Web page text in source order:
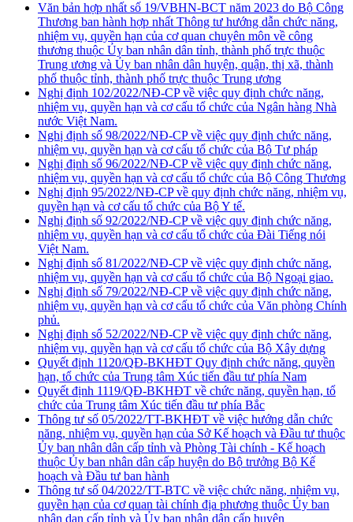
Văn bản hợp nhất số 19/VBHN-BCT năm 2023 do Bộ Công
Thương ban hành hợp nhất Thông tư hướng dẫn chức năng,
nhiệm vụ, quyền hạn của cơ quan chuyên môn về công
thương thuộc Ủy ban nhân dân tỉnh, thành phố trực thuộc
Trung ương và Ủy ban nhân dân huyện, quận, thị xã, thành
phố thuộc tỉnh, thành phố trực thuộc Trung ương
Nghị định 102/2022/NĐ-CP về việc quy định chức năng,
nhiệm vụ, quyền hạn và cơ cấu tổ chức của Ngân hàng Nhà
nước Việt Nam.
Nghị định số 98/2022/NĐ-CP về việc quy định chức năng,
nhiệm vụ, quyền hạn và cơ cấu tổ chức của Bộ Tư pháp
Nghị định số 96/2022/NĐ-CP về việc quy định chức năng,
nhiệm vụ, quyền hạn và cơ cấu tổ chức của Bộ Công Thương
Nghị định 95/2022/NĐ-CP về quy định chức năng, nhiệm vụ,
quyền hạn và cơ cấu tổ chức của Bộ Y tế.
Nghị định số 92/2022/NĐ-CP về việc quy định chức năng,
nhiệm vụ, quyền hạn và cơ cấu tổ chức của Đài Tiếng nói
Việt Nam.
Nghị định số 81/2022/NĐ-CP về việc quy định chức năng,
nhiệm vụ, quyền hạn và cơ cấu tổ chức của Bộ Ngoại giao.
Nghị định số 79/2022/NĐ-CP về việc quy định chức năng,
nhiệm vụ, quyền hạn và cơ cấu tổ chức của Văn phòng Chính
phủ.
Nghị định số 52/2022/NĐ-CP về việc quy định chức năng,
nhiệm vụ, quyền hạn và cơ cấu tổ chức của Bộ Xây dựng
Quyết định 1120/QĐ-BKHĐT Quy định chức năng, quyền
hạn, tổ chức của Trung tâm Xúc tiến đầu tư phía Nam
Quyết định 1119/QĐ-BKHĐT về chức năng, quyền hạn, tổ
chức của Trung tâm Xúc tiến đầu tư phía Bắc
Thông tư số 05/2022/TT-BKHĐT về việc hướng dẫn chức
năng, nhiệm vụ, quyền hạn của Sở Kế hoạch và Đầu tư thuộc
Ủy ban nhân dân cấp tỉnh và Phòng Tài chính - Kế hoạch
thuộc Ủy ban nhân dân cấp huyện do Bộ trưởng Bộ Kế
hoạch và Đầu tư ban hành
Thông tư số 04/2022/TT-BTC về việc chức năng, nhiệm vụ,
quyền hạn của cơ quan tài chính địa phương thuộc Ủy ban
nhân dan cấp tỉnh và Ủy ban nhân dân cấp huyện